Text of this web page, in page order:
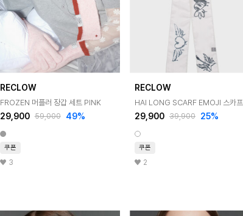
RECLOW
FROZEN 머플러 장갑 세트 PINK
29,900 59,000 49%
쿠폰
3
RECLOW
HAI LONG SCARF EMOJI 스카프
29,900 39,900 25%
쿠폰
2